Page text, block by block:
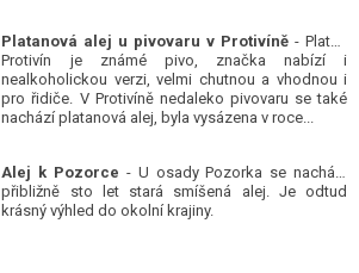
Platanová alej u pivovaru v Protivíně - Platan
Protivín je známé pivo, značka nabízí i
nealkoholickou verzi, velmi chutnou a vhodnou i
pro řidiče. V Protivíně nedaleko pivovaru se také
nachází platanová alej, byla vysázena v roce...
Alej k Pozorce - U osady Pozorka se nachází
přibližně sto let stará smíšená alej. Je odtud
krásný výhled do okolní krajiny.